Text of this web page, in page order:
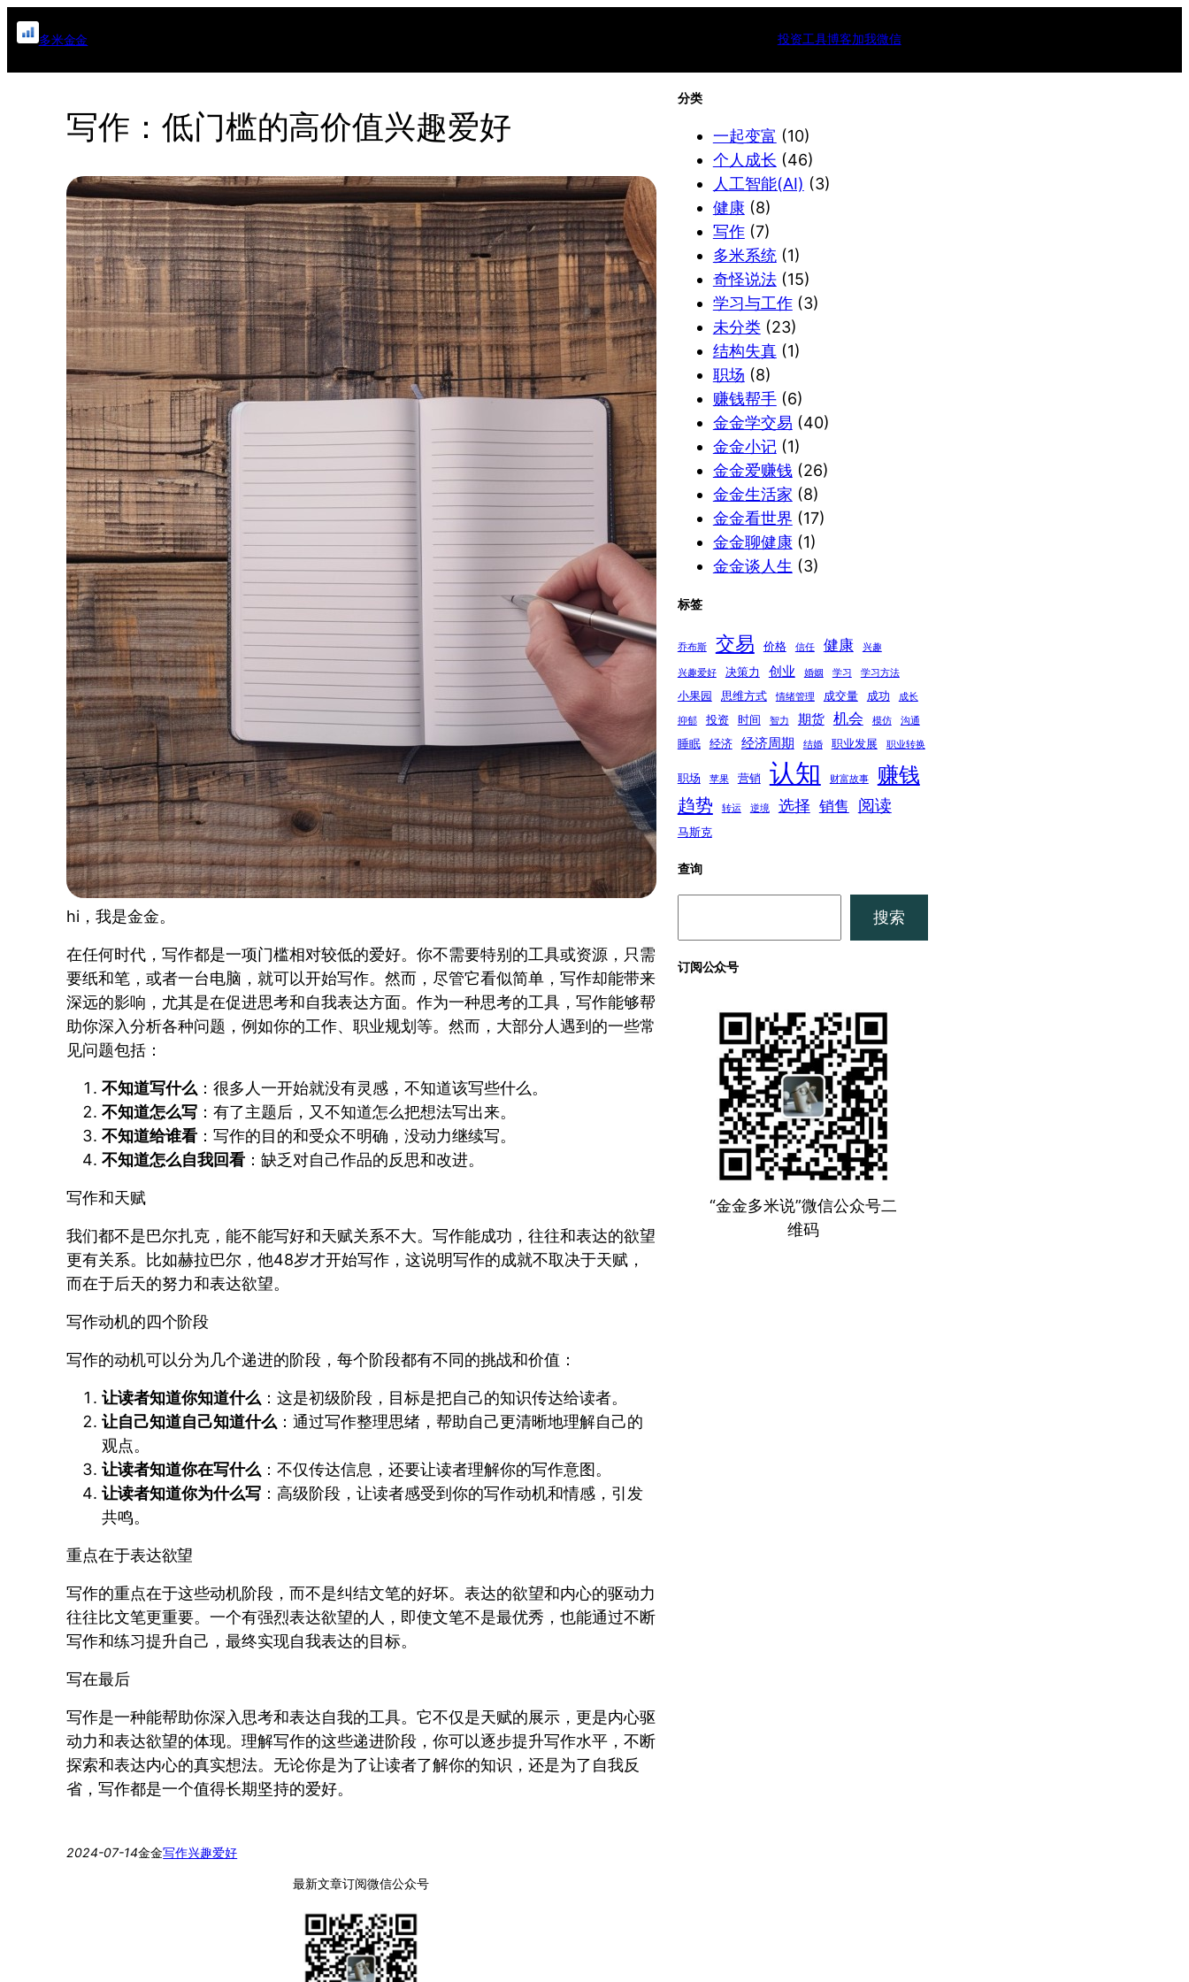
跳
至
多米金金 投资工具博客加我微信
写作：低门槛的高价值兴趣爱好
hi，我是金金。
在任何时代，写作都是一项门槛相对较低的爱好。你不需要特别的工具或资源，只需
要纸和笔，或者一台电脑，就可以开始写作。然而，尽管它看似简单，写作却能带来
深远的影响，尤其是在促进思考和自我表达方面。作为一种思考的工具，写作能够帮
助你深入分析各种问题，例如你的工作、职业规划等。然而，大部分人遇到的一些常
见问题包括：
不知道写什么 ：很多人一开始就没有灵感，不知道该写些什么。
不知道怎么写 ：有了主题后，又不知道怎么把想法写出来。
不知道给谁看 ：写作的目的和受众不明确，没动力继续写。
不知道怎么自我回看 ：缺乏对自己作品的反思和改进。
写作和天赋
我们都不是巴尔扎克，能不能写好和天赋关系不大。写作能成功，往往和表达的欲望
更有关系。比如赫拉巴尔，他48岁才开始写作，这说明写作的成就不取决于天赋，
而在于后天的努力和表达欲望。
写作动机的四个阶段
写作的动机可以分为几个递进的阶段，每个阶段都有不同的挑战和价值：
让读者知道你知道什么 ：这是初级阶段，目标是把自己的知识传达给读者。
让自己知道自己知道什么 ：通过写作整理思绪，帮助自己更清晰地理解自己的
观点。
让读者知道你在写什么 ：不仅传达信息，还要让读者理解你的写作意图。
让读者知道你为什么写 ：高级阶段，让读者感受到你的写作动机和情感，引发
共鸣。
重点在于表达欲望
写作的重点在于这些动机阶段，而不是纠结文笔的好坏。表达的欲望和内心的驱动力
往往比文笔更重要。一个有强烈表达欲望的人，即使文笔不是最优秀，也能通过不断
写作和练习提升自己，最终实现自我表达的目标。
写在最后
写作是一种能帮助你深入思考和表达自我的工具。它不仅是天赋的展示，更是内心驱
动力和表达欲望的体现。理解写作的这些递进阶段，你可以逐步提升写作水平，不断
探索和表达内心的真实想法。无论你是为了让读者了解你的知识，还是为了自我反
省，写作都是一个值得长期坚持的爱好。
2024-07-14金金写作兴趣爱好
最新文章订阅微信公众号
分类
一起变富 (10)
个人成长 (46)
人工智能(AI) (3)
健康(8)
写作(7)
多米系统(1)
奇怪说法(15)
学习与工作(3)
未分类(23)
结构失真(1)
职场 (8)
赚钱帮手(6)
金金学交易 (40)
金金小记(1)
金金爱赚钱 (26)
金金生活家 (8)
金金看世界 (17)
金金聊健康(1)
金金谈人生 (3)
标签
乔布斯 交易 价格 信任 健康 兴趣
兴趣爱好 决策力 创业 婚姻 学习 学习方法
小果园 思维方式 情绪管理 成交量 成功 成长
抑郁 投资 时间 智力 期货 机会 模仿 沟通
睡眠 经济 经济周期 结婚 职业发展 职业转换
职场 苹果 营销 认知 财富故事 赚钱
趋势 转运 逆境 选择 销售 阅读
马斯克
查询
搜索
订阅公众号
“金金多米说”微信公众号二
维码